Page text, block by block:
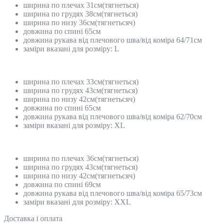
ширина по плечах 31см(тягнеться)
ширина по грудях 38см(тягнеться)
ширина по низу 36см(тягнетьсяч)
довжина по спині 65см
довжина рукава від плечового шва/від коміра 64/71см
заміри вказані для розміру: L
ширина по плечах 33см(тягнеться)
ширина по грудях 43см(тягнеться)
ширина по низу 42см(тягнетьсяч)
довжина по спині 65см
довжина рукава від плечового шва/від коміра 62/70см
заміри вказані для розміру: XL
ширина по плечах 36см(тягнеться)
ширина по грудях 43см(тягнеться)
ширина по низу 42см(тягнетьсяч)
довжина по спині 69см
довжина рукава від плечового шва/від коміра 65/73см
заміри вказані для розміру: XХL
Доставка і оплата